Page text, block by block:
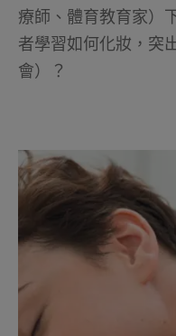
療師、體育教育家）
者學習如何化妝，突
會）？